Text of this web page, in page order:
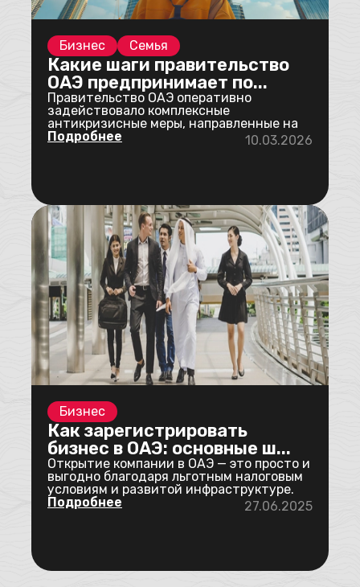
Бизнес Семья
Какие шаги правительство
ОАЭ предпринимает по...
Правительство ОАЭ оперативно
задействовало комплексные
антикризисные меры, направленные на
стабилизацию ситуации после н...
Подробнее 10.03.2026
Бизнес
Как зарегистрировать
бизнес в ОАЭ: основные ш...
Открытие компании в ОАЭ — это просто и
выгодно благодаря льготным налоговым
условиям и развитой инфраструктуре.
Подробнее
27.06.2025